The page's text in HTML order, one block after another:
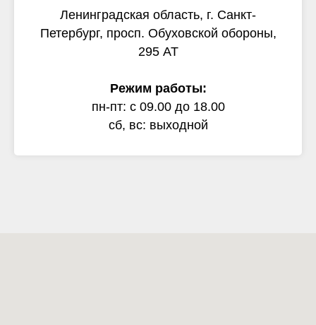
Ленинградская область, г. Санкт-
Петербург, просп. Обуховской обороны,
295 АТ
Режим работы:
пн-пт: с 09.00 до 18.00
сб, вс: выходной